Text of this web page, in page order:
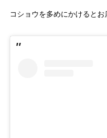
コショウを多めにかけるとお